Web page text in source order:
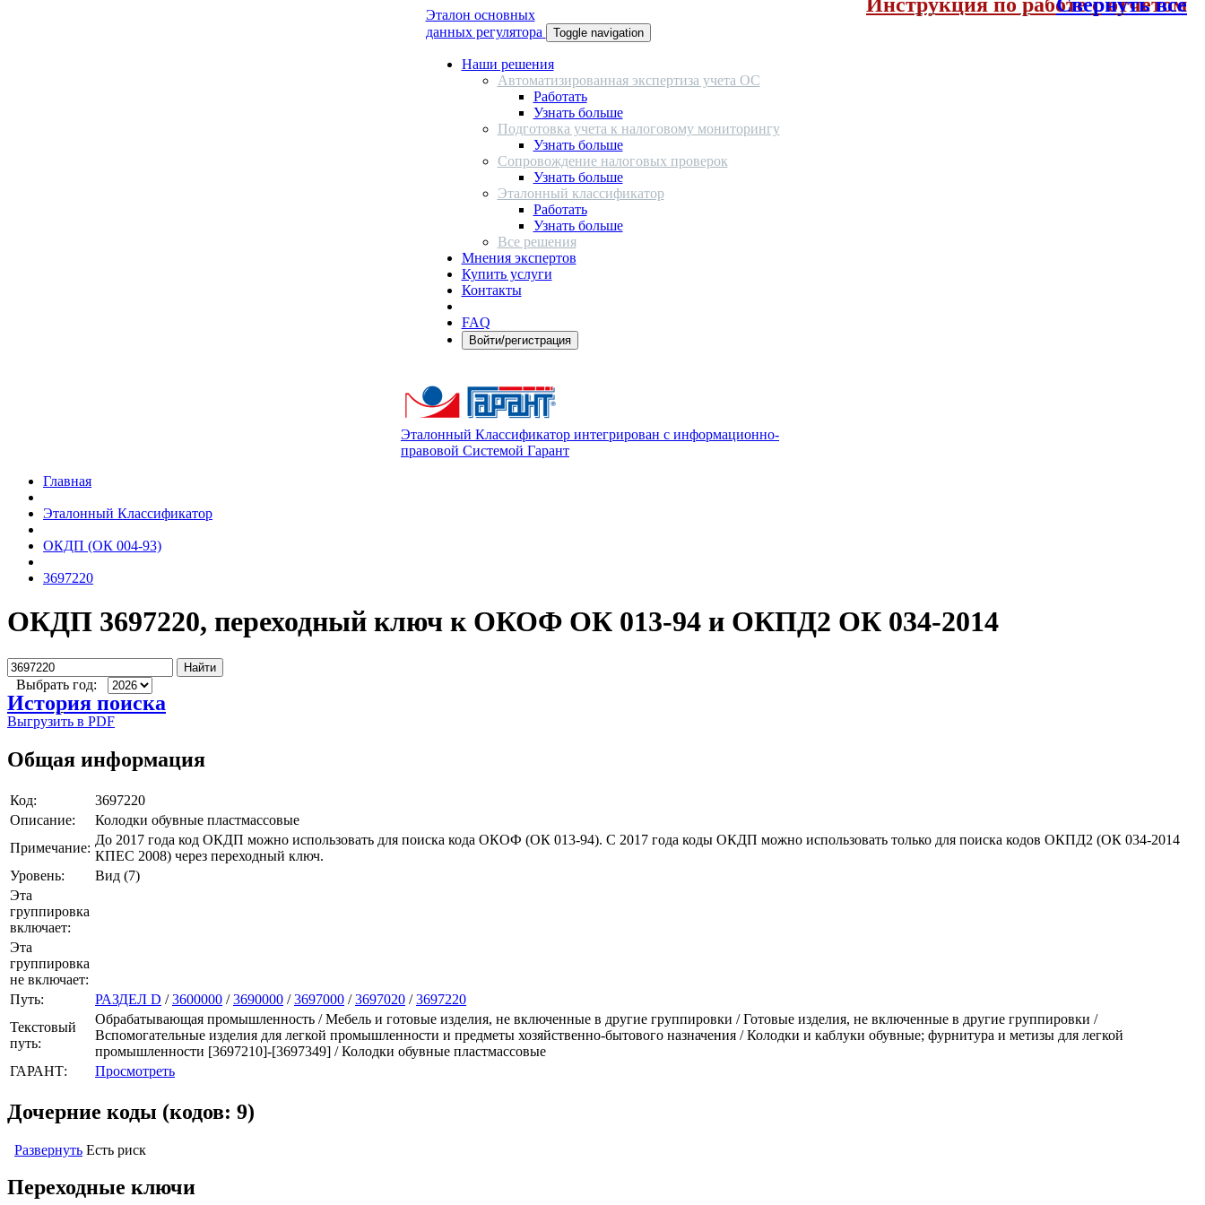
Эталон основных
данных регулятора
Toggle navigation
Наши решения
Автоматизированная экспертиза учета ОС
Работать
Узнать больше
Подготовка учета к налоговому мониторингу
Узнать больше
Сопровождение налоговых проверок
Узнать больше
Эталонный классификатор
Работать
Узнать больше
Все решения
Мнения экспертов
Купить услуги
Контакты
FAQ
Войти/регистрация
Эталонный Классификатор интегрирован с информационно-
правовой Системой Гарант
Главная
Эталонный Классификатор
ОКДП (ОК 004-93)
3697220
ОКДП 3697220, переходный ключ к ОКОФ ОК 013-94 и ОКПД2 ОК 034-2014
Найти
Выбрать год:
История поиска
Выгрузить в PDF
Общая информация
Код:
3697220
Описание:
Колодки обувные пластмассовые
Примечание:
До 2017 года код ОКДП можно использовать для поиска кода ОКОФ (ОК 013-94). C 2017 года коды ОКДП можно использовать только для поиска кодов ОКПД2 (ОК 034-2014
КПЕС 2008) через переходный ключ.
Уровень:
Вид (7)
Эта
группировка
включает:
Эта
группировка
не включает:
Путь:
РАЗДЕЛ D /3600000 /3690000 /3697000 /3697020 /3697220
Текстовый
путь:
Обрабатывающая промышленность / Мебель и готовые изделия, не включенные в другие группировки / Готовые изделия, не включенные в другие группировки /
Вспомогательные изделия для легкой промышленности и предметы хозяйственно-бытового назначения / Колодки и каблуки обувные; фурнитура и метизы для легкой
промышленности [3697210]-[3697349] / Колодки обувные пластмассовые
ГАРАНТ:
Просмотреть
Дочерние коды (кодов: 9)
Развернуть Есть риск
Переходные ключи